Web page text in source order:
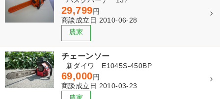
29,799円
商談成立日 2010-06-28
チェーンソー
新ダイワ E1045S-450BP
69,000円
商談成立日 2010-03-23